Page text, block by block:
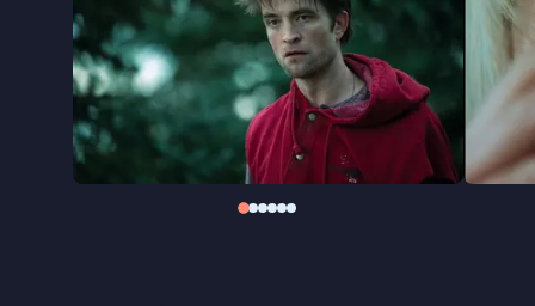
Jennifer Lawrence verbeeldtDie My Love
afgrond van een bipolaire stoornis. De motor die
door Grace’s gedachten dendert, het steeds
terugkerende brandende bos, de muziek die de
muren doet trillen: alles wordt een echo van haar
brekende bewustzijn. Ramsay levert een
ongenadige, maar diep menselijke blik op een